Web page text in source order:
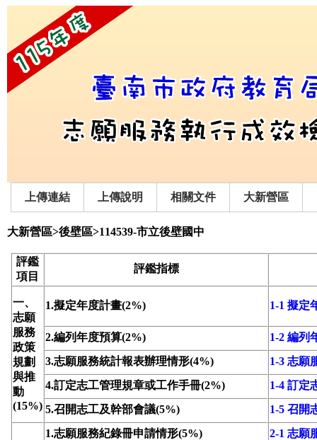
上傳連結 上傳說明 相關文件 大新營區
大新營區>後壁區>114539-市立後壁國中
評鑑
項目
評鑑指標
一、
志願
服務
政策
規劃
與推
動
(15%)
1.擬定年度計畫(2%) 1-1 擬定
2.編列年度預算(2%)
1-2 編列
3.志願服務統計報表辦理情形(4%)
1-3 志願
4.訂定志工管理規章或工作手冊(2%)
1-4 訂定
5.召開志工及幹部會議(5%)
1-5 召開
1.志願服務紀錄冊申請情形(5%)
2-1 志願